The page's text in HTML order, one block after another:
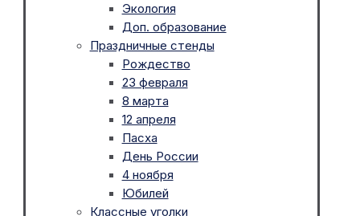
Экология
Доп. образование
Праздничные стенды
Рождество
23 февраля
8 марта
12 апреля
Пасха
День России
4 ноября
Юбилей
Классные уголки